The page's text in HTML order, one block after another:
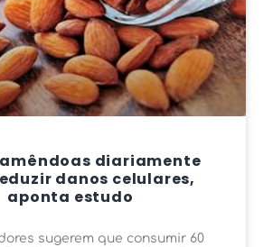
diariamente
danos celulares,
aponta estudo
sugerem que consumir 60